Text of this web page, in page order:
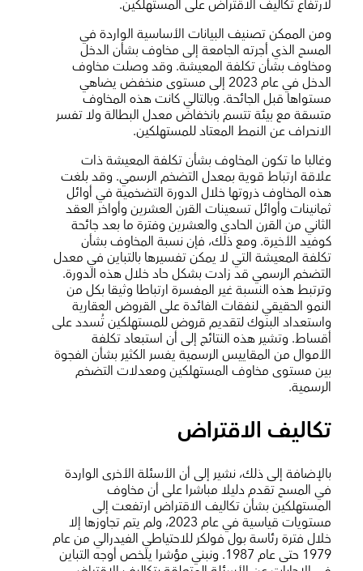
لارتفاع تكاليف الاقتراض على المستهلكين.
ومن الممكن تصنيف البيانات الأساسية الواردة في
المسح الذي أجرته الجامعة إلى مخاوف بشأن الدخل
ومخاوف بشأن تكلفة المعيشة. وقد وصلت مخاوف
الدخل في عام 2023 إلى مستوى منخفض يضاهي
مستواها قبل الجائحة. وبالتالي كانت هذه المخاوف
متسقة مع بيئة تتسم بانخفاض معدل البطالة ولا تفسر
الانحراف عن النمط المعتاد للمستهلكين.
وغالبا ما تكون المخاوف بشأن تكلفة المعيشة ذات
علاقة ارتباط قوية بمعدل التضخم الرسمي. وقد بلغت
هذه المخاوف ذروتها خلال الدورة التضخمية في أوائل
ثمانينات وأوائل تسعينات القرن العشرين وأواخر العقد
الثاني من القرن الحادي والعشرين وفترة ما بعد جائحة
كوفيد الأخيرة. ومع ذلك، فإن نسبة المخاوف بشأن
تكلفة المعيشة التي لا يمكن تفسيرها بالتباين في معدل
التضخم الرسمي قد زادت بشكل حاد خلال هذه الدورة.
وترتبط هذه النسبة غير المفسرة ارتباطا وثيقا بكل من
النمو الحقيقي لنفقات الفائدة على القروض العقارية
واستعداد البنوك لتقديم قروض للمستهلكين تُسدد على
أقساط. وتشير هذه النتائج إلى أن استبعاد تكلفة
الأموال من المقاييس الرسمية يفسر الكثير بشأن الفجوة
بين مستوى مخاوف المستهلكين ومعدلات التضخم
الرسمية.
تكاليف الاقتراض
بالإضافة إلى ذلك، نشير إلى أن الأسئلة الأخرى الواردة
في المسح تقدم دليلا مباشرا على أن مخاوف
المستهلكين بشأن تكاليف الاقتراض ارتفعت إلى
مستويات قياسية في عام 2023، ولم يتم تجاوزها إلا
خلال فترة رئاسة بول فولكر للاحتياطي الفيدرالي من عام
1979 حتى عام 1987. ونبني مؤشرا يلخص أوجه التباين